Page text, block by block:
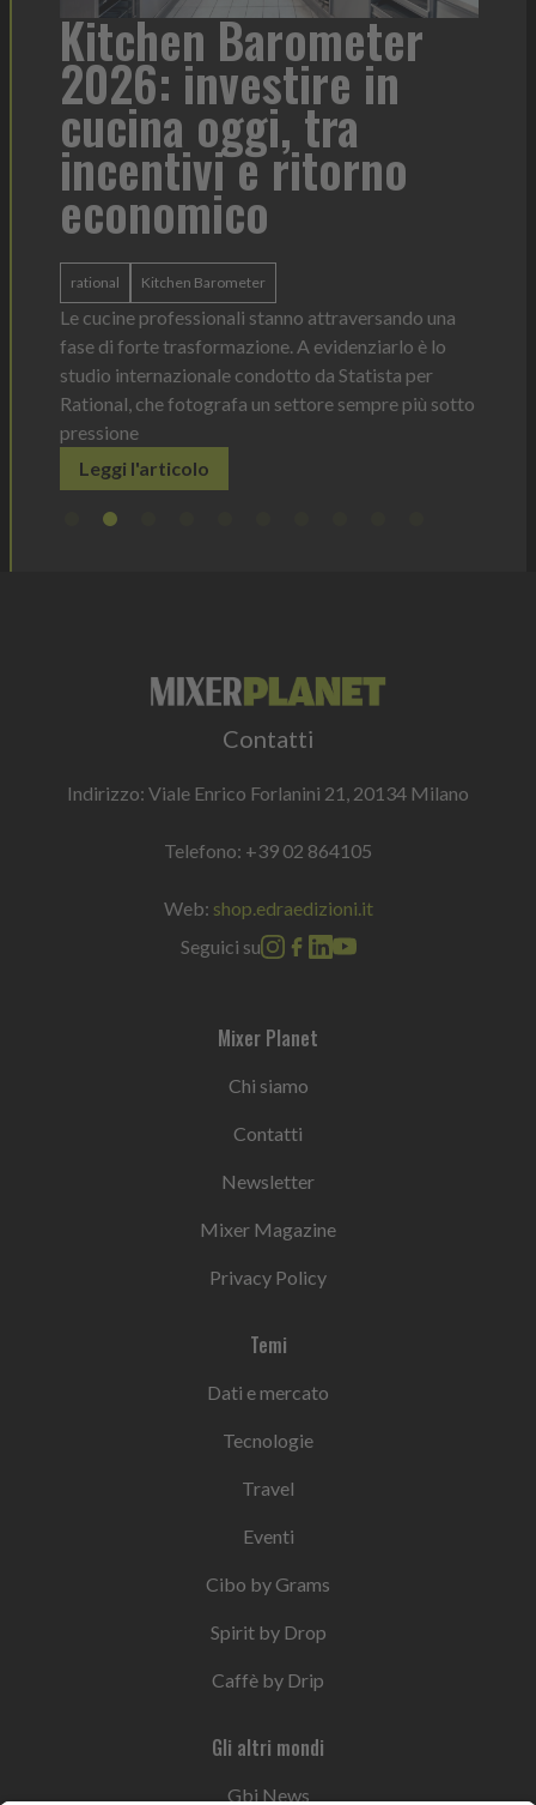
Kitchen Barometer
2026: investire in
cucina oggi, tra
incentivi e ritorno
economico
rational Kitchen Barometer
Le cucine professionali stanno attraversando una
fase di forte trasformazione. A evidenziarlo è lo
studio internazionale condotto da Statista per
Rational, che fotografa un settore sempre più sotto
pressione
Leggi l'articolo
Contatti
Indirizzo: Viale Enrico Forlanini 21, 20134 Milano
Telefono: +39 02 864105
Web: shop.edraedizioni.it
Seguici su
Mixer Planet
Chi siamo
Contatti
Newsletter
Mixer Magazine
Privacy Policy
Temi
Dati e mercato
Tecnologie
Travel
Eventi
Cibo by Grams
Spirit by Drop
Caffè by Drip
Gli altri mondi
Gbi News